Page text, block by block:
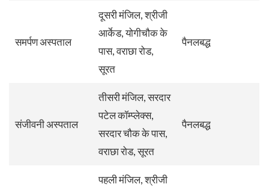
समर्पण अस्पताल
दूसरी मंजिल, श्रीजी
आर्केड, योगीचौक के
पास, वराछा रोड,
सूरत
पैनलबद्ध
संजीवनी अस्पताल
तीसरी मंजिल, सरदार
पटेल कॉम्प्लेक्स,
सरदार चौक के पास,
वराछा रोड, सूरत
पैनलबद्ध
पहली मंजिल, श्रीजी